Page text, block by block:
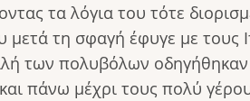
τα λόγια του τότε
τη σφαγή έφυγε με τους
των πολυβόλων
πάνω μέχρι τους πολύ